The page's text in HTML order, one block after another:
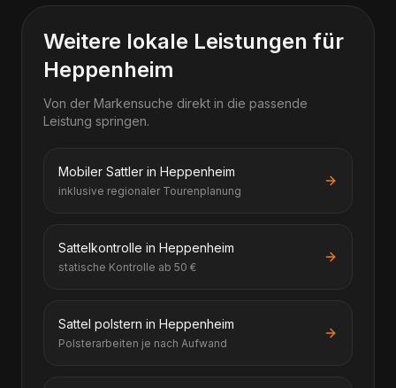
Weitere lokale Leistungen für
Heppenheim
Von der Markensuche direkt in die passende
Leistung springen.
Mobiler Sattler in Heppenheim
inklusive regionaler Tourenplanung
Sattelkontrolle in Heppenheim
statische Kontrolle ab 50 €
Sattel polstern in Heppenheim
Polsterarbeiten je nach Aufwand